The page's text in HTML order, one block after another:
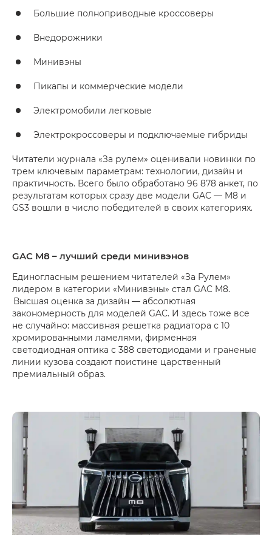
Большие полноприводные кроссоверы
Внедорожники
Минивэны
Пикапы и коммерческие модели
Электромобили легковые
Электрокроссоверы и подключаемые гибриды
Читатели журнала «За рулем» оценивали новинки по
трем ключевым параметрам: технологии, дизайн и
практичность. Всего было обработано 96 878 анкет, по
результатам которых сразу две модели GAC — M8 и
GS3 вошли в число победителей в своих категориях.
GAC M8 – лучший среди минивэнов
Единогласным решением читателей «За Рулем»
лидером в категории «Минивэны» стал GAC M8.
Высшая оценка за дизайн — абсолютная
закономерность для моделей GAC. И здесь тоже все
не случайно: массивная решетка радиатора с 10
хромированными ламелями, фирменная
светодиодная оптика с 388 светодиодами и граненые
линии кузова создают поистине царственный
премиальный образ.